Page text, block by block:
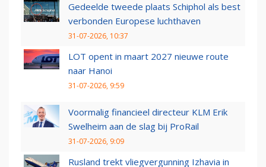
Gedeelde tweede plaats Schiphol als best
verbonden Europese luchthaven
31-07-2026, 10:37
LOT opent in maart 2027 nieuwe route
naar Hanoi
31-07-2026, 9:59
Voormalig financieel directeur KLM Erik
Swelheim aan de slag bij ProRail
31-07-2026, 9:09
Rusland trekt vliegvergunning Izhavia in